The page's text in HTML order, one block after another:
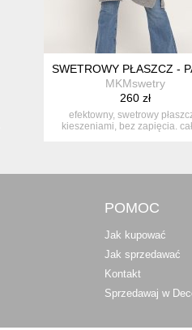
SWETROWY PŁASZCZ -
MKMswetry
260 zł
efektowny, swetrowy
kieszeniami, bez zapięcia.
POMOC
Jak kupować
Jak sprzedawać
Kontakt
Sprzedawaj w